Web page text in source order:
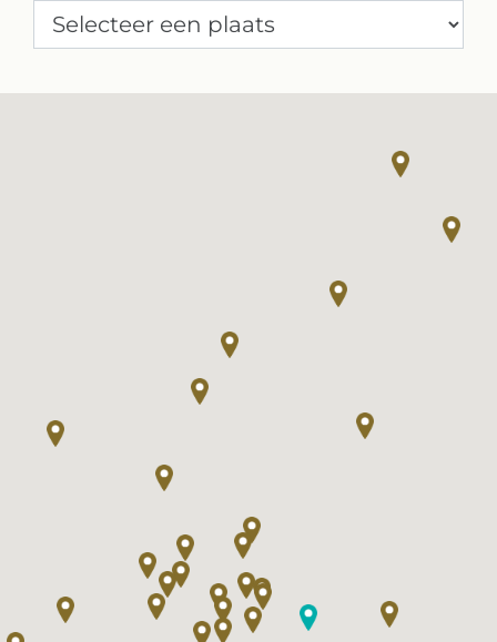
Selecteer een plaats